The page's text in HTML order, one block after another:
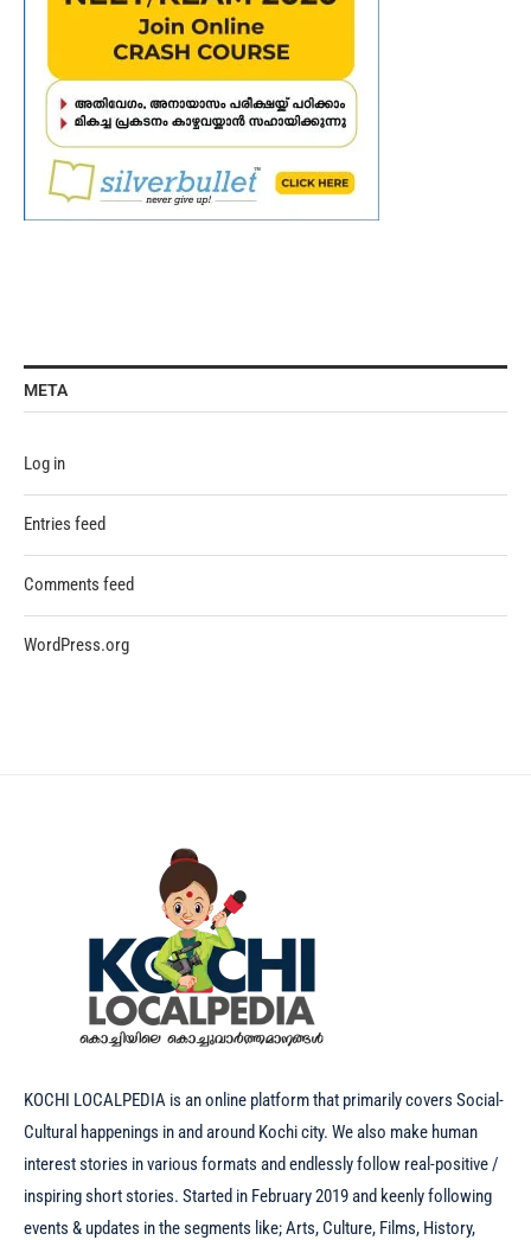
META
Log in
Entries feed
Comments feed
WordPress.org
KOCHI LOCALPEDIA is an online platform that primarily covers Social-
Cultural happenings in and around Kochi city. We also make human
interest stories in various formats and endlessly follow real-positive /
inspiring short stories. Started in February 2019 and keenly following
events & updates in the segments like; Arts, Culture, Films, History,